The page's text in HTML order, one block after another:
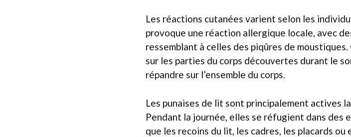
Les réactions cutanées varient selon les
provoque une réaction allergique locale, avec
ressemblant à celles des piqûres de
sur les parties du corps découvertes durant le
répandre sur l’ensemble du corps.
Les punaises de lit sont principalement actives
Pendant la journée, elles se réfugient dans des
que les recoins du lit, les cadres, les placards ou